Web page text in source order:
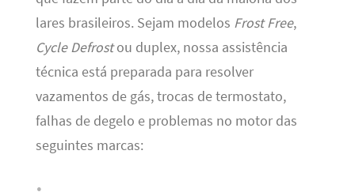
lares brasileiros. Sejam modelos Frost Free,
Cycle Defrostou duplex, nossa assistência
técnica está preparada para resolver
vazamentos de gás, trocas de termostato,
falhas de degelo e problemas no motor das
seguintes marcas: